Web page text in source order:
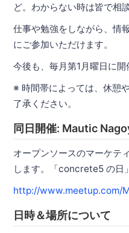
ど。わからない時は皆で相
仕事や勉強をしながら、情
にご参加いただけます。
今後も、毎月第1月曜日に開
※ 時間帯によっては、休憩
了承ください。
同日開催: Mautic
オープンソースのマーケテ
します。「concrete5 の日
http://www.meetup.com/
日時＆場所について